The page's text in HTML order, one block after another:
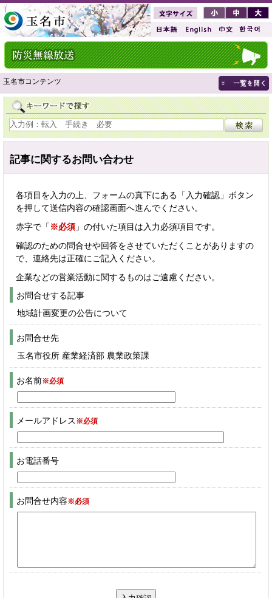
玉名市コンテンツ
記事に関するお問い合わせ
各項目を入力の上、フォームの真下にある「入力確認」ボタン
を押して送信内容の確認画面へ進んでください。
赤字で「 ※必須 」の付いた項目は入力必須項目です。
確認のための問合せや回答をさせていただくことがありますの
で、連絡先は正確にご記入ください。
企業などの営業活動に関するものはご遠慮ください。
お問合せする記事
地域計画変更の公告について
お問合せ先
玉名市役所 産業経済部 農業政策課
お名前※必須
メールアドレス ※必須
お電話番号
お問合せ内容※必須